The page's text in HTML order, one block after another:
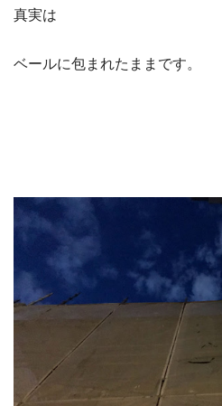
真実は
ベールに包まれたままです。